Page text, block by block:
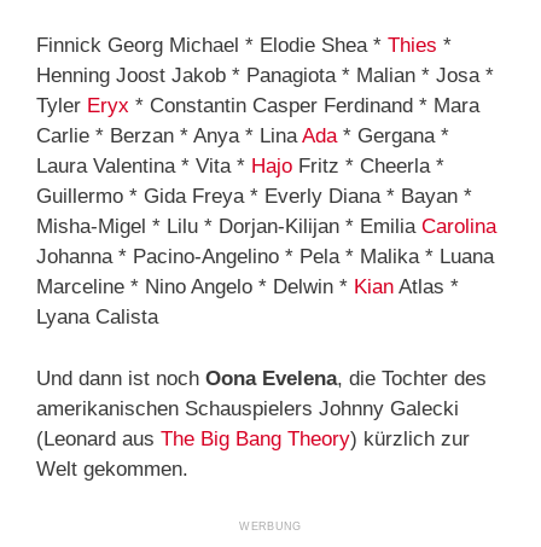
Finnick Georg Michael * Elodie Shea * Thies *
Henning Joost Jakob * Panagiota * Malian * Josa *
Tyler Eryx * Constantin Casper Ferdinand * Mara
Carlie * Berzan * Anya * LinaAda* Gergana *
Laura Valentina * Vita * Hajo Fritz * Cheerla *
Guillermo * Gida Freya * Everly Diana * Bayan *
Misha-Migel * Lilu * Dorjan-Kilijan * Emilia Carolina
Johanna * Pacino-Angelino * Pela * Malika * Luana
Marceline * Nino Angelo * Delwin * Kian Atlas *
Lyana Calista
Und dann ist noch Oona Evelena, die Tochter des
amerikanischen Schauspielers Johnny Galecki
(Leonard aus The Big Bang Theory) kürzlich zur
Welt gekommen.